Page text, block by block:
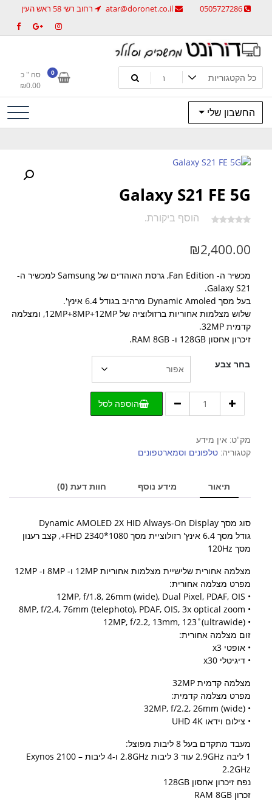
0505727286
atar@doronet.co.il רחוב רשי 58 ראש העין
דורונט מחשבים וסלולר
מחשבים וסלולר 0
סה " כ
₪0.00
החשבון שלי
Galaxy S21 FE 5G
הוסף ביקורת.
₪2,400.00
מכשיר ה- Fan Edition, גרסת האוהדים של Samsung למכשיר ה-
Galaxy S21.
בעל מסך Dynamic Amoled מרהיב בגודל 6.4 אינץ'.
שלוש מצלמות אחוריות ברזולוציה של 12MP+8MP+12MP, ומצלמה
קדמית 32MP.
זיכרון אחסון 128GB ו- RAM 8GB.
בחר צבע
S21
FE
הוספה לסל
מק"ט: אין מידע
קטגוריה: טלפונים וסמארטפונים
תיאור מידע נוסף חוות דעת (0)
סוג מסך Dynamic AMOLED 2X HID Always-On Display
גודל מסך 6.4 אינץ' רזולוציית מסך 1080*2340 FHD+, קצב רענון
מסך 120Hz
מצלמה אחורית שלישיית מצלמות אחוריות 12MP ו- 8MP ו- 12MP
מפרט מצלמה אחורית:
• 12MP, f/1.8, 26mm (wide), Dual Pixel, PDAF, OIS
• 8MP, f/2.4, 76mm (telephoto), PDAF, OIS, 3x optical zoom
• 12MP, f/2.2, 13mm, 123˚(ultrawide)
זום מצלמה אחורית:
​• אופטי x3
• דיגיטלי x30
מצלמה קדמית 32MP
מפרט מצלמה קדמית:
• 32MP, f/2.2, 26mm (wide)
• צילום וידאו UHD 4K
​​מעבד מתקדם בעל 8 ליבות מפוצל:
1 ליבה 2.9GHz עוד 3 ליבות 2.8GHz ו-4 ליבות Exynos 2100 –
2.2GHz
נפח זיכרון אחסון 128GB
זכרון RAM 8GB